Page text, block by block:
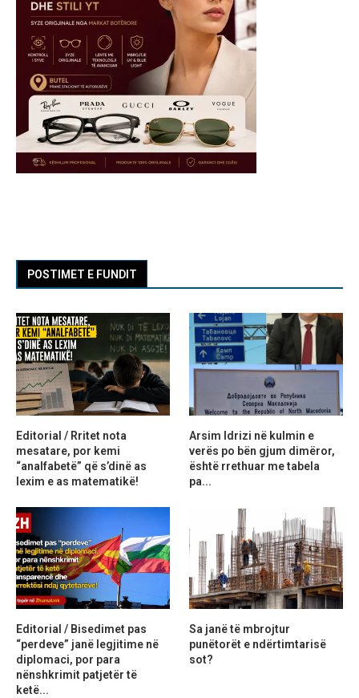
POSTIMET E FUNDIT
Editorial / Rritet nota
mesatare, por kemi
“analfabetë” që s’dinë as
lexim e as matematikë!
Arsim Idrizi në kulmin e
verës po bën gjum dimëror,
është rrethuar me tabela
pa...
Editorial / Bisedimet pas
“perdeve” janë legjitime në
diplomaci, por para
nënshkrimit patjetër të
ketë...
Sa janë të mbrojtur
punëtorët e ndërtimtarisë
sot?